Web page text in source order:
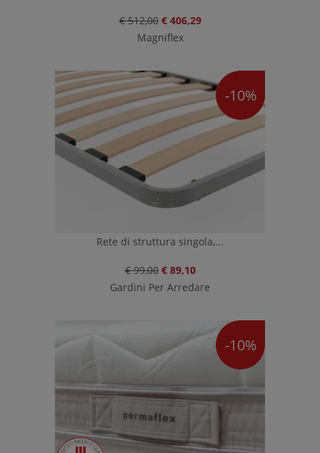
€ 512,00 € 406,29
Magniflex
-10%
Rete di struttura singola,...
€ 99,00 € 89,10
Gardini Per Arredare
-10%